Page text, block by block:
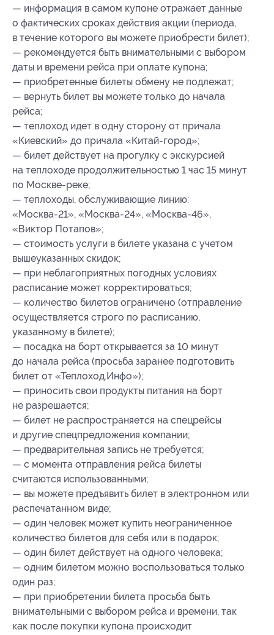
— информация в самом купоне отражает данные
о фактических сроках действия акции (периода,
в течение которого вы можете приобрести билет);
— рекомендуется быть внимательными с выбором
даты и времени рейса при оплате купона;
— приобретенные билеты обмену не подлежат;
— вернуть билет вы можете только до начала
рейса;
— теплоход идет в одну сторону от причала
«Киевский» до причала «Китай-город»;
— билет действует на прогулку с экскурсией
на теплоходе продолжительностью 1 час 15 минут
по Москве-реке;
— теплоходы, обслуживающие линию:
«Москва-21», «Москва-24», «Москва-46»,
«Виктор Потапов»;
— стоимость услуги в билете указана с учетом
вышеуказанных скидок;
— при неблагоприятных погодных условиях
расписание может корректироваться;
— количество билетов ограничено (отправление
осуществляется строго по расписанию,
указанному в билете);
— посадка на борт открывается за 10 минут
до начала рейса (просьба заранее подготовить
билет от «Теплоход.Инфо»);
— приносить свои продукты питания на борт
не разрешается;
— билет не распространяется на спецрейсы
и другие спецпредложения компании;
— предварительная запись не требуется;
— с момента отправления рейса билеты
считаются использованными;
— вы можете предъявить билет в электронном или
распечатанном виде;
— один человек может купить неограниченное
количество билетов для себя или в подарок;
— один билет действует на одного человека;
— одним билетом можно воспользоваться только
один раз;
— при приобретении билета просьба быть
внимательными с выбором рейса и времени, так
как после покупки купона происходит